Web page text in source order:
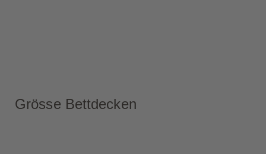
Grösse Bettdecken